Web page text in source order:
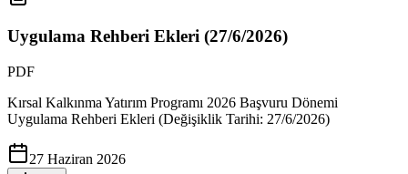
Uygulama Rehberi Ekleri (27/6/2026)
PDF
Kırsal Kalkınma Yatırım Programı 2026 Başvuru Dönemi
Uygulama Rehberi Ekleri (Değişiklik Tarihi: 27/6/2026)
27 Haziran 2026